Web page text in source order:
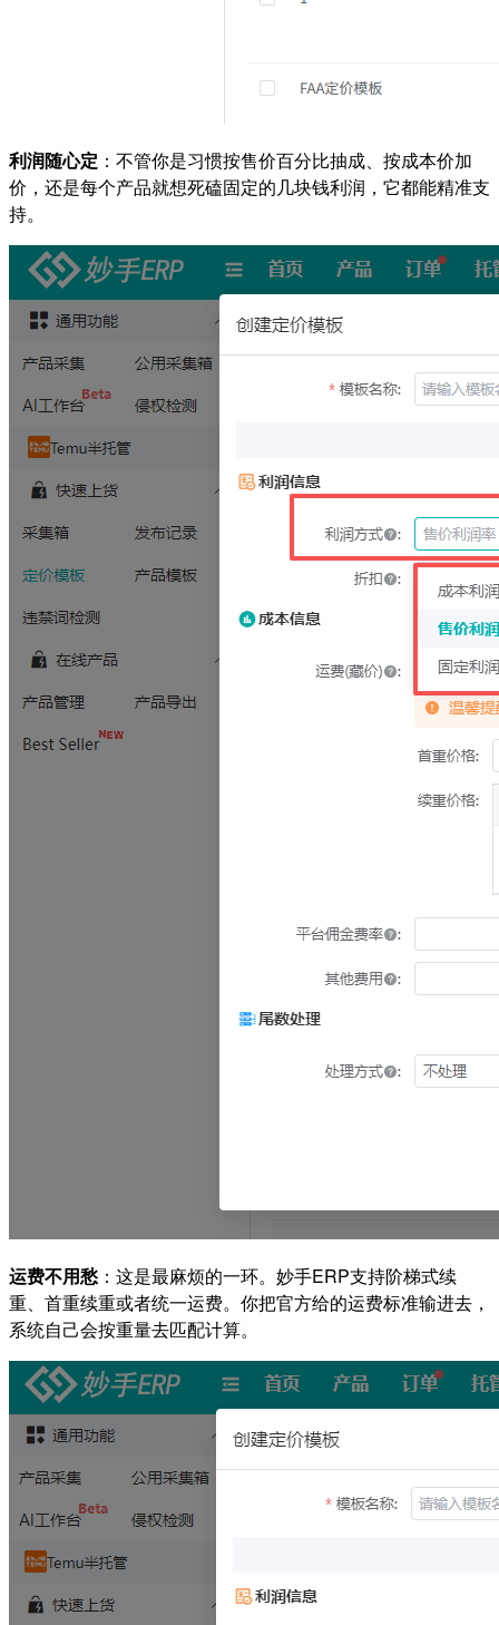
利润随心定 ：不管你是习惯按售价百分比抽成、按成本价加
价，还是每个产品就想死磕固定的几块钱利润，它都能精准支
持。
运费不用愁 ：这是最麻烦的一环。妙手ERP支持阶梯式续
重、首重续重或者统一运费。你把官方给的运费标准输进去，
系统自己会按重量去匹配计算。